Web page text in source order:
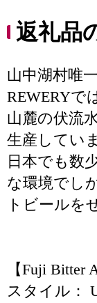
返礼品
山中湖村唯
REWERYで
山麓の伏流
生産してい
日本でも数
な環境でし
トビールを
【Fuji Bitter
スタイル：